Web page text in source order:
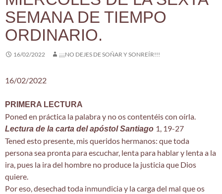
SEMANA DE TIEMPO
ORDINARIO.
16/02/2022 ¡¡¡NO DEJES DE SOÑAR Y SONREÍR!!!
16/02/2022
PRIMERA LECTURA
Poned en práctica la palabra y no os contentéis con oírla.
Lectura de la carta del apóstol Santiago 1, 19-27
Tened esto presente, mis queridos hermanos: que toda
persona sea pronta para escuchar, lenta para hablar y lenta a la
ira, pues la ira del hombre no produce la justicia que Dios
quiere.
Por eso, desechad toda inmundicia y la carga del mal que os